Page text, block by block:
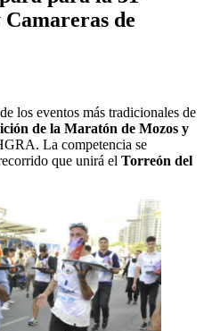
de
los eventos más tradicionales de
de la Maratón de Mozos y
La competencia se
que unirá el Torreón del